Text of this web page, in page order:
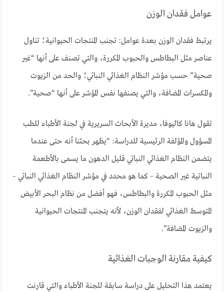
عوامل فقدان الوزن
يرتبط فقدان الوزن بعدة عوامل: تجنب المنتجات الحيوانية؛ تناول
عناصر مثل البطاطس والحبوب المكررة، والتي تصنف على أنها “غير
صحية” حسب مؤشر النظام الغذائي النباتي؛ والحد من الزيوت
والمكسرات المضافة، والتي يصنفها نفس المؤشر على أنها “صحية”.
تقول هانا كاليوفا، مديرة الأبحاث السريرية في لجنة الأطباء للطب
المسؤول والمؤلفة الرئيسية للدراسة: “يظهر بحثنا أنه حتى عندما
يتضمن النظام الغذائي النباتي قليل الدهون ما يسمى بالأطعمة
النباتية غير الصحية – كما هو محدد في مؤشر النظام الغذائي النباتي –
مثل الحبوب المكررة والبطاطس، فهو أفضل من نظام البحر الأبيض
المتوسط الغذائي لفقدان الوزن، لأنه يتجنب المنتجات الحيوانية
والزيوت المضافة”.
كيفية مقارنة الوجبات الغذائية
يعتمد هذا التحليل على دراسة سابقة للجنة الأطباء والتي قارنت